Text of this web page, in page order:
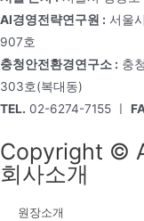
AI경영전략연구원 : 서울
907호
충청안전환경연구소 : 충
303호(복대동)
TEL. 02-6274-7155 ㅣ
Copyright ©
회사소개
원장소개